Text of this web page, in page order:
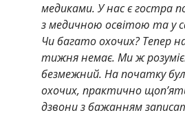
медиками. У нас є гостра
з медичною освітою та у
Чи багато охочих? Тепер
тижня немає. Ми ж
безмежний. На початку
охочих, практично
дзвони з бажанням